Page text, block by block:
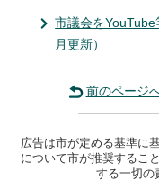
市議会を
月更新）
前のページ
広告は市が定める基準に
について市が推奨するこ
する一切の